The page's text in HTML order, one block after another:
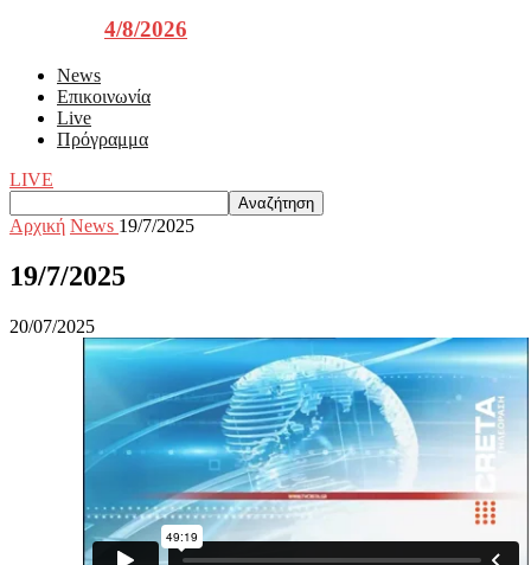
4/8/2026
News
Επικοινωνία
Live
Πρόγραμμα
LIVE
Αρχική News 19/7/2025
19/7/2025
20/07/2025